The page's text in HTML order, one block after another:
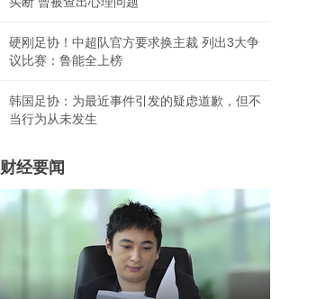
硬刚足协！中超队官方要求换主裁 列出3大争
议比赛：鲁能全上榜
韩国足协：为最近事件引发的疑虑道歉，但不
当行为从未发生
财经要闻